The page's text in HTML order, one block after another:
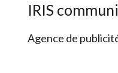
IRIS
Agence de